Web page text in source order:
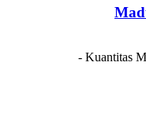
- Kuantitas